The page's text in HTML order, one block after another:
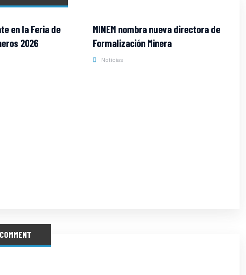
en la Feria de
2026
MINEM nombra nueva directora de
Formalización Minera
Noticias